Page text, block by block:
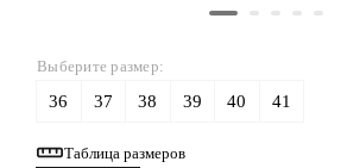
Выберите размер:
36 37 38 39 40 41
Таблица размеров